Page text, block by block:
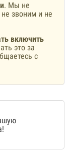
. Мы не
звоним и не
включить
это за
с